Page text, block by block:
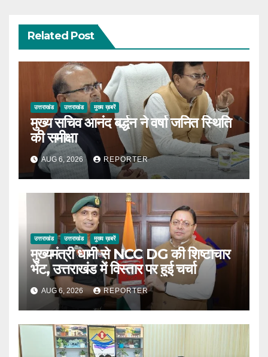
Related Post
उत्तराखंड उत्तराखंड मुख्य ख़बरें
मुख्य सचिव आनंद बर्द्धन ने वर्षा जनित स्थिति
की समीक्षा
AUG 6, 2026 REPORTER
उत्तराखंड उत्तराखंड मुख्य ख़बरें
मुख्यमंत्री धामी से NCC DG की शिष्टाचार
भेंट, उत्तराखंड में विस्तार पर हुई चर्चा
AUG 6, 2026 REPORTER